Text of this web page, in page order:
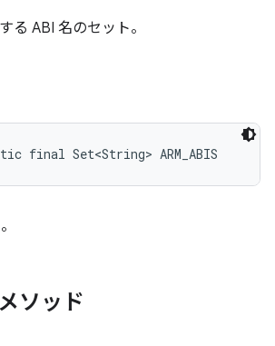
る ABI 名のセット。
final Set<String> ARM_ABIS
ソッド